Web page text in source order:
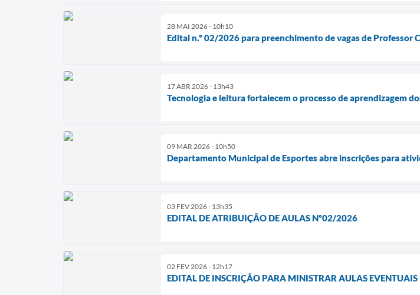
28 MAI 2026 - 10h10
Edital n.º 02/2026 para preenchimento de vagas de
17 ABR 2026 - 13h43
Tecnologia e leitura fortalecem o processo de aprendizagem
09 MAR 2026 - 10h50
Departamento Municipal de Esportes abre inscrições para
03 FEV 2026 - 13h35
EDITAL DE ATRIBUIÇÃO DE AULAS Nº02/2026
02 FEV 2026 - 12h17
EDITAL DE INSCRIÇÃO PARA MINISTRAR AULAS